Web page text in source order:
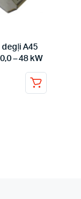
degļi A45
– 48 kW